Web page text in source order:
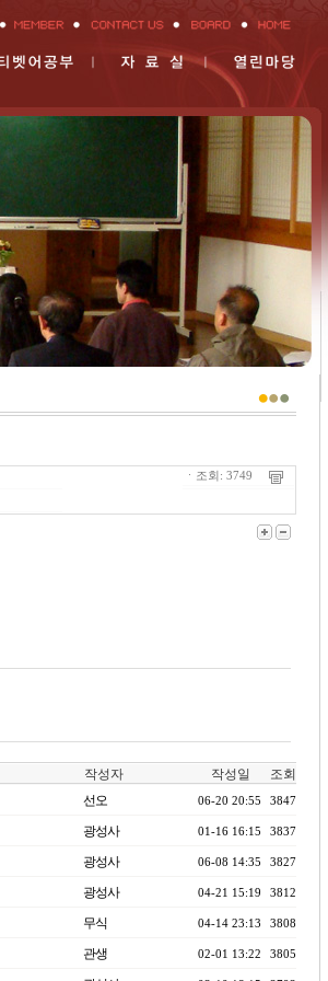
ㆍ조회: 3749
작성자 작성일 조회
선오 06-20 20:55 3847
광성사 01-16 16:15 3837
광성사 06-08 14:35 3827
광성사 04-21 15:19 3812
무식 04-14 23:13 3808
관생 02-01 13:22 3805